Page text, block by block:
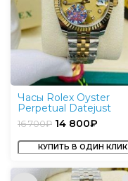
Часы Rolex Oyster
Perpetual Datejust
16 700₽ 14 800₽
КУПИТЬ В ОДИН КЛИК